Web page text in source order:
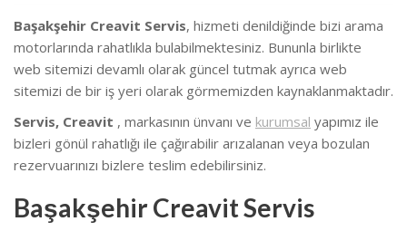
Başakşehir Creavit Servis, hizmeti denildiğinde bizi arama
motorlarında rahatlıkla bulabilmektesiniz. Bununla birlikte
web sitemizi devamlı olarak güncel tutmak ayrıca web
sitemizi de bir iş yeri olarak görmemizden kaynaklanmaktadır.
Servis, Creavit , markasının ünvanı ve kurumsal yapımız ile
bizleri gönül rahatlığı ile çağırabilir arızalanan veya bozulan
rezervuarınızı bizlere teslim edebilirsiniz.
Başakşehir Creavit Servis